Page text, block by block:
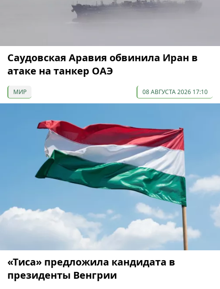
Саудовская Аравия обвинила Иран в
атаке на танкер ОАЭ
МИР 08 АВГУСТА 2026 17:10
«Тиса» предложила кандидата в
президенты Венгрии